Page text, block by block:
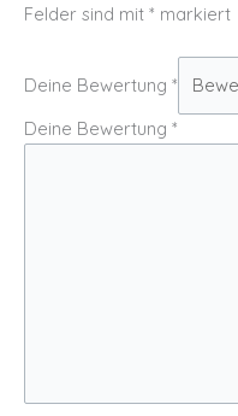
Felder sind mit * markiert
Deine Bewertung *
Deine Bewertung *